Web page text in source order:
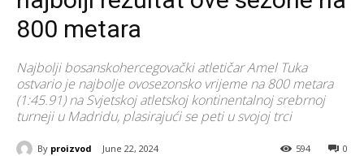
800 metara
Najbolji bosanskohercegovački atletičar Amel Tuka
ostvario je najbolje ovosezonsko vrijeme na 800 metara
(1:45.91) na Svjetskoj atletskoj kontinentalnoj srebrnoj
turneji u Madridu, plasirajući se peti u svojoj trci
By proizvod June 22, 2024 0
594